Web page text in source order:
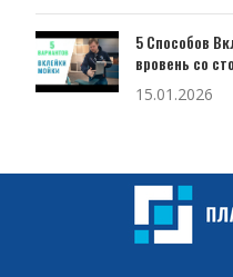
5 Способов
вровень со
15.01.2026